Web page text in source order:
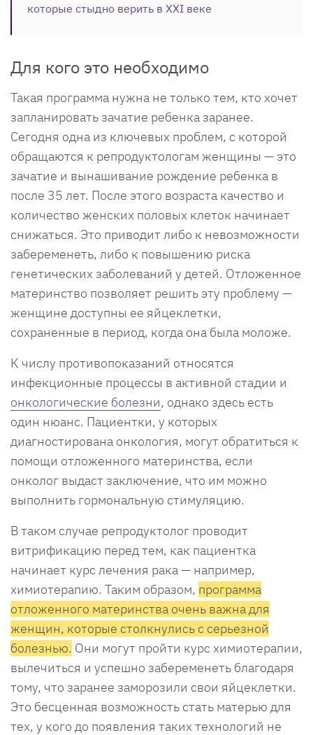
которые стыдно верить в XXI веке
Для кого это необходимо
Такая программа нужна не только тем, кто хочет
запланировать зачатие ребенка заранее.
Сегодня одна из ключевых проблем, с которой
обращаются к репродуктологам женщины — это
зачатие и вынашивание рождение ребенка в
после 35 лет. После этого возраста качество и
количество женских половых клеток начинает
снижаться. Это приводит либо к невозможности
забеременеть, либо к повышению риска
генетических заболеваний у детей. Отложенное
материнство позволяет решить эту проблему —
женщине доступны ее яйцеклетки,
сохраненные в период, когда она была моложе.
К числу противопоказаний относятся
инфекционные процессы в активной стадии и
онкологические болезни, однако здесь есть
один нюанс. Пациентки, у которых
диагностирована онкология, могут обратиться к
помощи отложенного материнства, если
онколог выдаст заключение, что им можно
выполнить гормональную стимуляцию.
В таком случае репродуктолог проводит
витрификацию перед тем, как пациентка
начинает курс лечения рака — например,
химиотерапию. Таким образом, программа
отложенного материнства очень важна для
женщин, которые столкнулись с серьезной
болезнью. Они могут пройти курс химиотерапии,
вылечиться и успешно забеременеть благодаря
тому, что заранее заморозили свои яйцеклетки.
Это бесценная возможность стать матерью для
тех, у кого до появления таких технологий не